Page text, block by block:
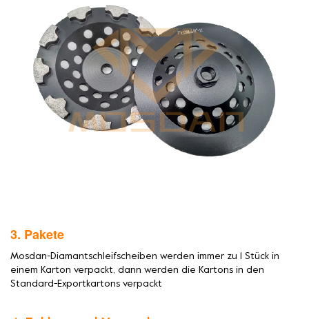
3. Pakete
Mosdan-Diamantschleifscheiben werden immer zu 1 Stück in
einem Karton verpackt, dann werden die Kartons in den
Standard-Exportkartons verpackt